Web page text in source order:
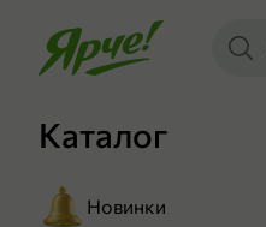
Каталог
Новинки